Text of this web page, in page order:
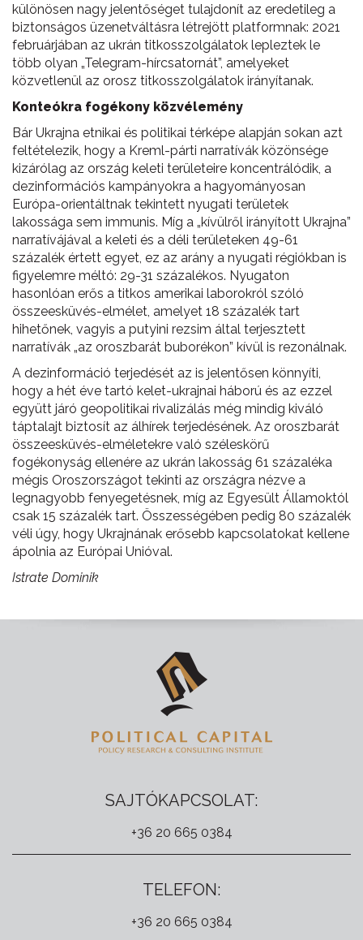
különösen nagy jelentőséget tulajdonít az eredetileg a
biztonságos üzenetváltásra létrejött platformnak: 2021
februárjában az ukrán titkosszolgálatok lepleztek le
több olyan „Telegram-hírcsatornát”, amelyeket
közvetlenül az orosz titkosszolgálatok irányítanak.
Konteókra fogékony közvélemény
Bár Ukrajna etnikai és politikai térképe alapján sokan azt
feltételezik, hogy a Kreml-párti narratívák közönsége
kizárólag az ország keleti területeire koncentrálódik, a
dezinformációs kampányokra a hagyományosan
Európa-orientáltnak tekintett nyugati területek
lakossága sem immunis. Míg a „kívülről irányított Ukrajna”
narratívájával a keleti és a déli területeken 49-61
százalék értett egyet, ez az arány a nyugati régiókban is
figyelemre méltó: 29-31 százalékos. Nyugaton
hasonlóan erős a titkos amerikai laborokról szóló
összeesküvés-elmélet, amelyet 18 százalék tart
hihetőnek, vagyis a putyini rezsim által terjesztett
narratívák „az oroszbarát buborékon” kívül is rezonálnak.
A dezinformáció terjedését az is jelentősen könnyíti,
hogy a hét éve tartó kelet-ukrajnai háború és az ezzel
együtt járó geopolitikai rivalizálás még mindig kiváló
táptalajt biztosít az álhírek terjedésének. Az oroszbarát
összeesküvés-elméletekre való széleskörű
fogékonyság ellenére az ukrán lakosság 61 százaléka
mégis Oroszországot tekinti az országra nézve a
legnagyobb fenyegetésnek, míg az Egyesült Államoktól
csak 15 százalék tart. Összességében pedig 80 százalék
véli úgy, hogy Ukrajnának erősebb kapcsolatokat kellene
ápolnia az Európai Unióval.
Istrate Dominik
SAJTÓKAPCSOLAT:
+36 20 665 0384
TELEFON:
+36 20 665 0384